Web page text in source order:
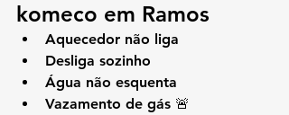
komeco em Ramos
Aquecedor não liga
Desliga sozinho
Água não esquenta
Vazamento de gás 🚨